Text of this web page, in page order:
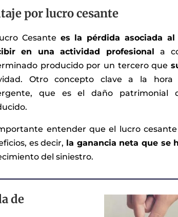
por lucro cesante
Cesante es la pérdida asociada
en una actividad profesionala
producido por un tercero que
Otro concepto clave a la
que es el daño patrimonial
entender que el lucro
es decir, la ganancia neta que se
del siniestro.
de